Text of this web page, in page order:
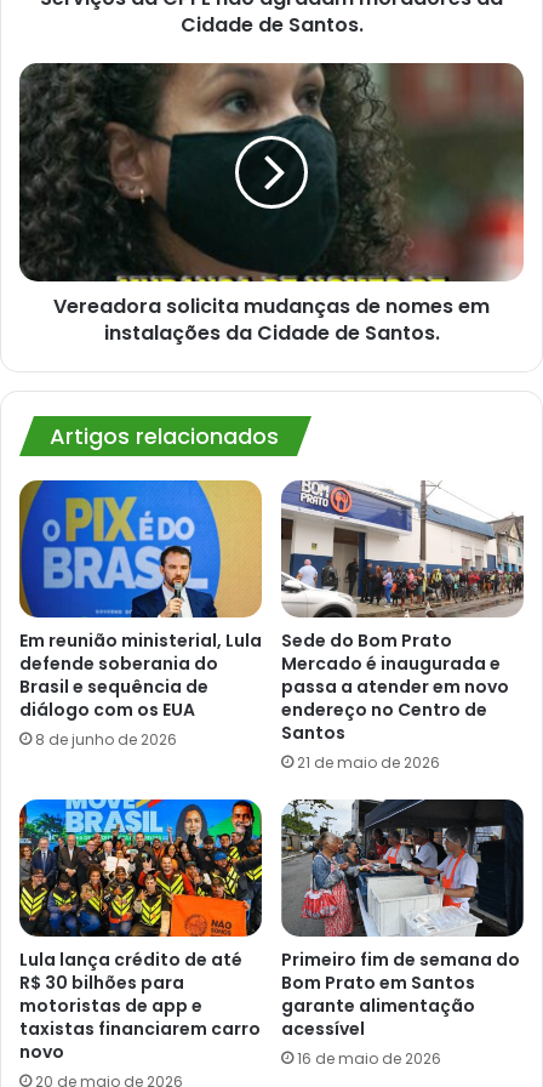
Cidade de Santos.
Vereadora
solicita
mudanças
de
nomes
em
instalações
da
Cidade
Vereadora solicita mudanças de nomes em
instalações da Cidade de Santos.
Artigos relacionados
Em reunião ministerial, Lula
defende soberania do
Brasil e sequência de
diálogo com os EUA
8 de junho de 2026
Sede do Bom Prato
Mercado é inaugurada e
passa a atender em novo
endereço no Centro de
Santos
21 de maio de 2026
Lula lança crédito de até
R$ 30 bilhões para
motoristas de app e
taxistas financiarem carro
novo
20 de maio de 2026
Primeiro fim de semana do
Bom Prato em Santos
garante alimentação
acessível
16 de maio de 2026